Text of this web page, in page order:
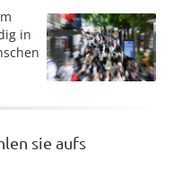
in
sie aufs